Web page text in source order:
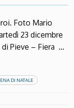
Foto Mario
23 dicembre
Pieve – Fiera …
DI NATALE